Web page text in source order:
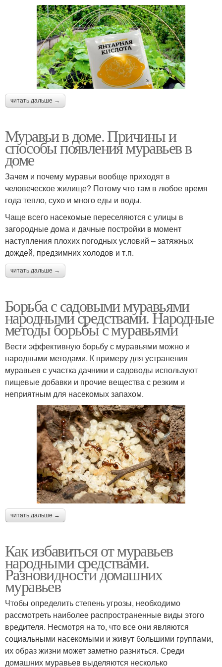
читать дальше →
Муравьи в доме. Причины и
способы появления муравьев в
доме
Зачем и почему муравьи вообще приходят в
человеческое жилище? Потому что там в любое время
года тепло, сухо и много еды и воды.
Чаще всего насекомые переселяются с улицы в
загородные дома и дачные постройки в момент
наступления плохих погодных условий – затяжных
дождей, предзимних холодов и т.п.
читать дальше →
Борьба с садовыми муравьями
народными средствами. Народные
методы борьбы с муравьями
Вести эффективную борьбу с муравьями можно и
народными методами. К примеру для устранения
муравьев с участка дачники и садоводы используют
пищевые добавки и прочие вещества с резким и
неприятным для насекомых запахом.
читать дальше →
Как избавиться от муравьев
народными средствами.
Разновидности домашних
муравьев
Чтобы определить степень угрозы, необходимо
рассмотреть наиболее распространенные виды этого
вредителя. Несмотря на то, что все они являются
социальными насекомыми и живут большими группами,
их образ жизни может заметно разниться. Среди
домашних муравьев выделяются несколько